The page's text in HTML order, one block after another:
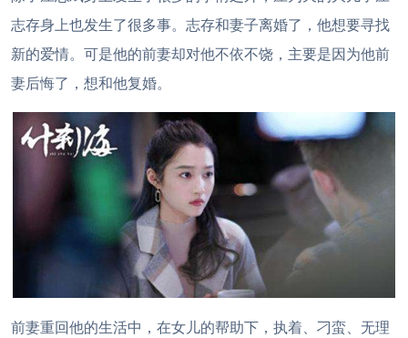
志存身上也发生了很多事。志存和妻子离婚了，他想要寻找
新的爱情。可是他的前妻却对他不依不饶，主要是因为他前
妻后悔了，想和他复婚。
前妻重回他的生活中，在女儿的帮助下，执着、刁蛮、无理